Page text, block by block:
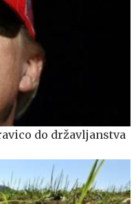
do državljanstva